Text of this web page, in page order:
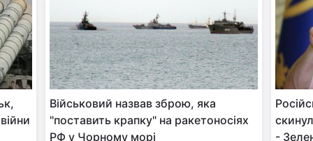
Військовий назвав зброю, яка
"поставить крапку" на ракетоносіях
РФ у Чорному морі
-